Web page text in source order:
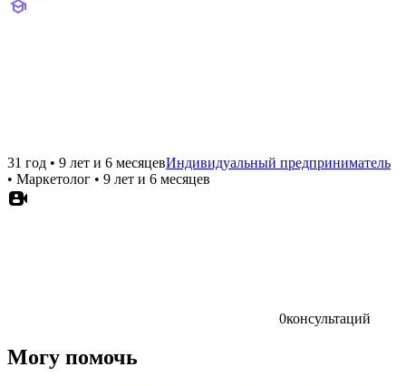
31 год • 9 лет и 6 месяцевИндивидуальный предприниматель
• Маркетолог • 9 лет и 6 месяцев
0консультаций
Могу помочь